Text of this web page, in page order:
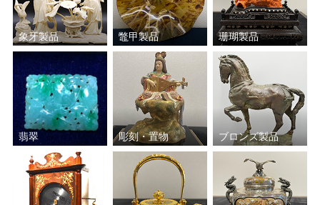
象牙製品 鼈甲製品 珊瑚製品
翡翠 彫刻・置物 ブロンズ製品